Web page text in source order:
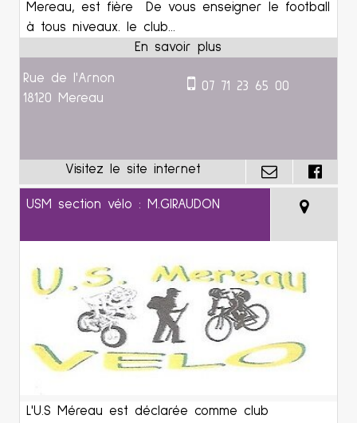
Mereau, est fière De vous enseigner le football
à tous niveaux. le club...
Rue de l'Arnon
18120 Mereau
07 71 23 65 00
USM section vélo : M.GIRAUDON
L'U.S Méreau est déclarée comme club